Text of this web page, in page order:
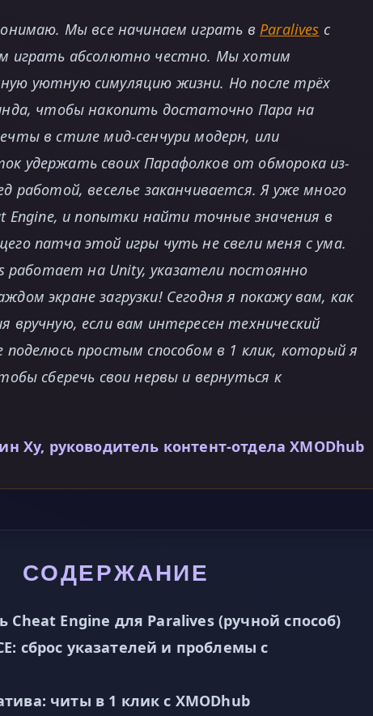
Мы все начинаем играть в Paralives с
играть абсолютно честно. Мы хотим
уютную симуляцию жизни. Но после трёх
чтобы накопить достаточно Пара на
в стиле мид-сенчури модерн, или
удержать своих Парафолков от обморока из-
работой, веселье заканчивается. Я уже много
Engine, и попытки найти точные значения в
патча этой игры чуть не свели меня с ума.
работает на Unity, указатели постоянно
экране загрузки! Сегодня я покажу вам, как
вручную, если вам интересен технический
простым способом в 1 клик, который я
сберечь свои нервы и вернуться к
Ху, руководитель контент-отдела XMODhub
СОДЕРЖАНИЕ
Cheat Engine для Paralives (ручной способ)
сброс указателей и проблемы с
читы в 1 клик с XMODhub